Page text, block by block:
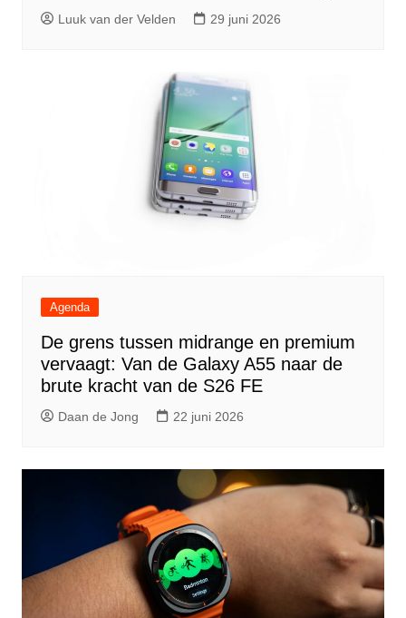
Luuk van der Velden 29 juni 2026
Agenda
De grens tussen midrange en premium
vervaagt: Van de Galaxy A55 naar de
brute kracht van de S26 FE
Daan de Jong 22 juni 2026